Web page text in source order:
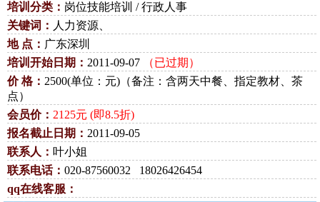
培训分类： 岗位技能培训 / 行政人事
关键词： 人力资源、
地 点： 广东深圳
培训开始日期： 2011-09-07
（已过期）
价 格： 2500(单位：元)（备注：含两天中餐、指定教材、茶
点）
会员价： 2125元 (即8.5折)
报名截止日期： 2011-09-05
联系人： 叶小姐
联系电话： 020-87560032 18026426454
qq在线客服：